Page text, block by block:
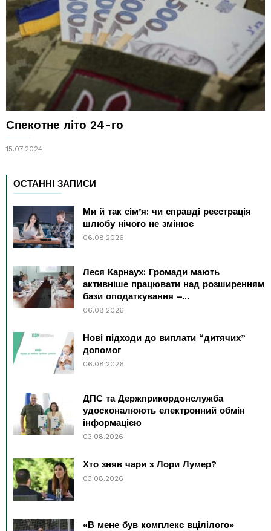
Спекотне літо 24-го
15.07.2024
ОСТАННІ ЗАПИСИ
Ми й так сім’я: чи справді реєстрація
шлюбу нічого не змінює
06.08.2026
Леся Карнаух: Громади мають
активніше працювати над розширенням
бази оподаткування –...
06.08.2026
Нові підходи до виплати “дитячих”
допомог
06.08.2026
ДПС та Держприкордонслужба
удосконалюють електронний обмін
інформацією
03.08.2026
Хто зняв чари з Лори Лумер?
03.08.2026
«В мене був комплекс вцілілого»